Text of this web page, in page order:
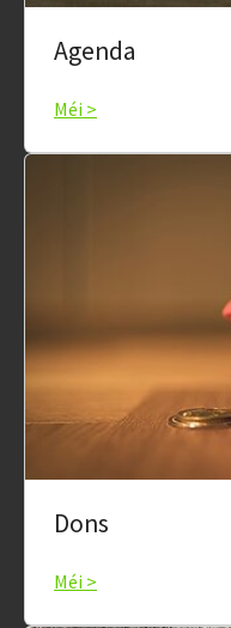
Agenda
Méi >
Dons
Méi >